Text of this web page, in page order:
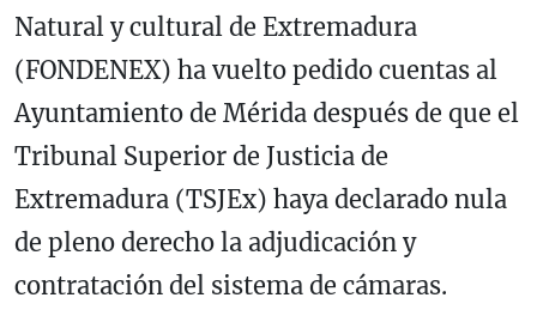
Natural y cultural de Extremadura
(FONDENEX) ha vuelto pedido cuentas al
Ayuntamiento de Mérida después de que el
Tribunal Superior de Justicia de
Extremadura (TSJEx) haya declarado nula
de pleno derecho la adjudicación y
contratación del sistema de cámaras.